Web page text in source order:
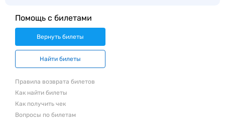
Помощь с билетами
Вернуть билеты
Найти билеты
Правила возврата билетов
Как найти билеты
Как получить чек
Вопросы по билетам